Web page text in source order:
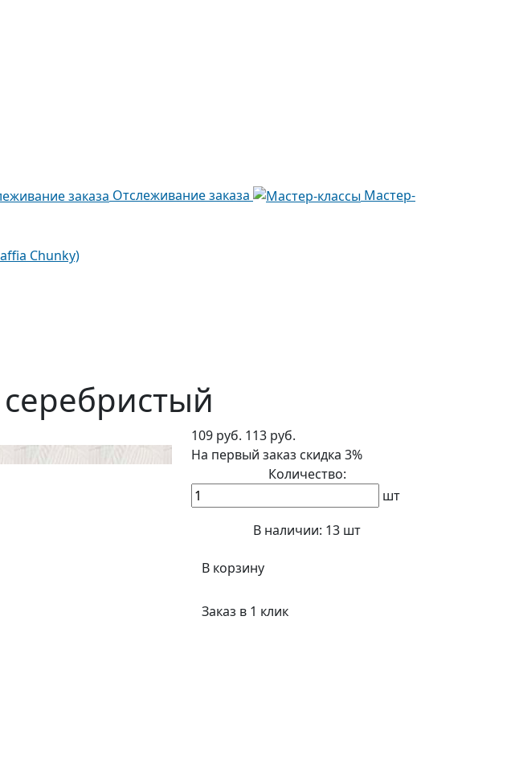
Отслеживание заказа
Мастер-
Chunky)
109 руб. 113 руб.
На первый заказ скидка 3%
Количество:
шт
В наличии: 13 шт
В корзину
Заказ в 1 клик